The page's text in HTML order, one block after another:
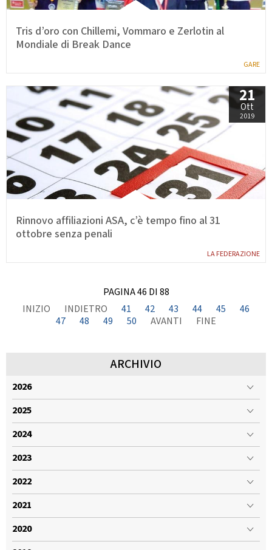
GARE
Tris d’oro con Chillemi, Vommaro e Zerlotin al
Mondiale di Break Dance
LA FEDERAZIONE
21
Ott
2019
Rinnovo affiliazioni ASA, c’è tempo fino al 31
ottobre senza penali
PAGINA 46 DI 88
INIZIO
INDIETRO 41 42 43 44 45
46
47
48 49 50 AVANTI FINE
ARCHIVIO
2026
2025
2024
2023
2022
2021
2020